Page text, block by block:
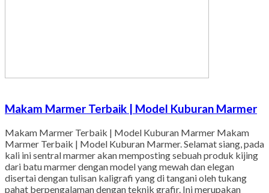
Makam Marmer Terbaik | Model Kuburan Marmer
Makam Marmer Terbaik | Model Kuburan Marmer Makam
Marmer Terbaik | Model Kuburan Marmer. Selamat siang, pada
kali ini sentral marmer akan memposting sebuah produk kijing
dari batu marmer dengan model yang mewah dan elegan
disertai dengan tulisan kaligrafi yang di tangani oleh tukang
pahat berpengalaman dengan teknik grafir. Ini merupakan